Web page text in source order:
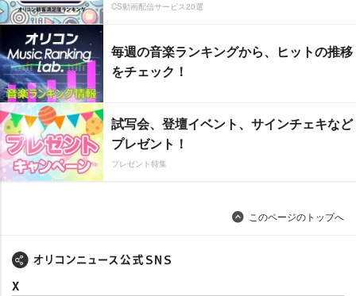
CS動画配信サービス20選
毎週の音楽ランキングから、ヒットの推移
をチェック！
試写会、登壇イベント、サインチェキなど
プレゼント！
プレゼント特集
このページのトップへ
X